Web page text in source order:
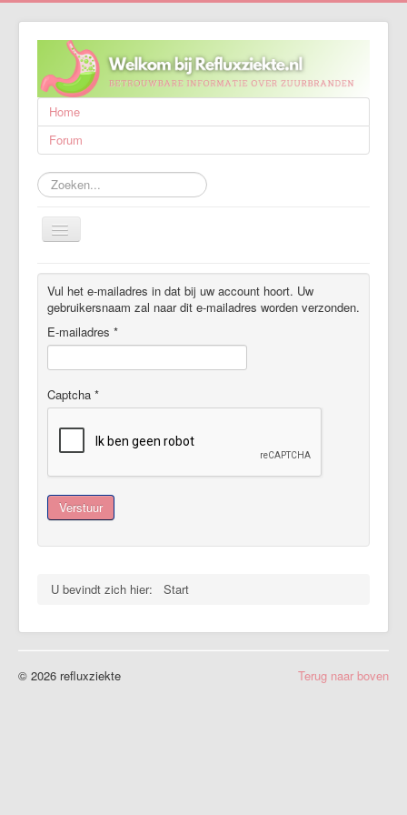
Home
Forum
Zoeken...
Schakelen
navigatie
Refluxziekte
Behandeling
Wetenschappelijk onderzoek
Wie zijn wij?
Publicaties
Vaak gestelde vragen (FAQ)
Vul het e-mailadres in dat bij uw account hoort. Uw
gebruikersnaam zal naar dit e-mailadres worden verzonden.
E-mailadres *
Captcha *
Verstuur
U bevindt zich hier: Start
Terug naar boven
© 2026 refluxziekte